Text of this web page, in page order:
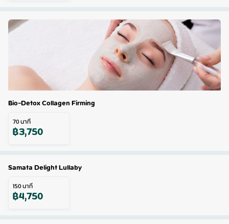
Bio-Detox Collagen Firming
70นาที
฿3,750
Samata Delight Lullaby
150นาที
฿4,750